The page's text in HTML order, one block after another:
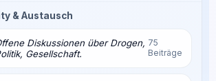
& Austausch
Diskussionen über Drogen,
Gesellschaft.
75
Beiträge